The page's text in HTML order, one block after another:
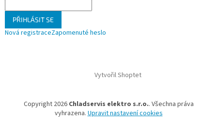
PŘIHLÁSIT SE
Nová registraceZapomenuté heslo
Vytvořil Shoptet
Copyright 2026 Chladservis elektro s.r.o.. Všechna práva
vyhrazena.Upravit nastavení cookies